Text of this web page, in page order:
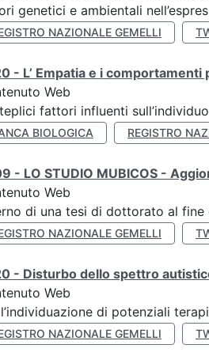
genetici e ambientali
NAZIONALE GEMELLI
- L’ Empatia e i comportamenti
Web
fattori influenti
BIOLOGICA REGISTRO
- LO STUDIO MUBICOS -
Web
di una tesi di dottorato al
NAZIONALE GEMELLI
- Disturbo dello spettro
Web
di potenziali
NAZIONALE GEMELLI